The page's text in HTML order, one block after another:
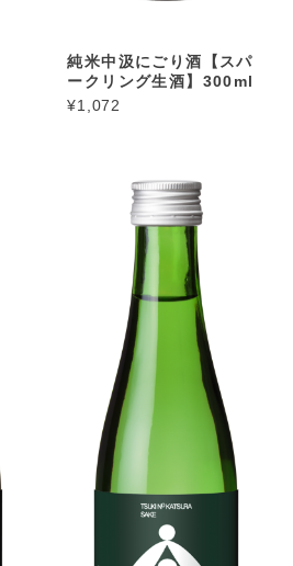
純米中汲にごり酒【スパ
ークリング生酒】300ml
¥1,072